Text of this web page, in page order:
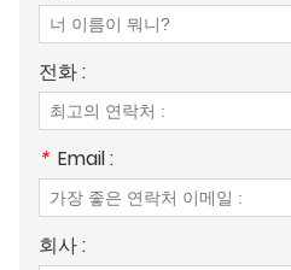
전화 :
* Email :
회사 :